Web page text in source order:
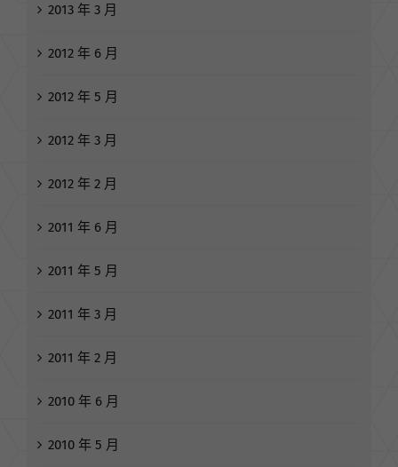
2013 年 3 月
2012 年 6 月
2012 年 5 月
2012 年 3 月
2012 年 2 月
2011 年 6 月
2011 年 5 月
2011 年 3 月
2011 年 2 月
2010 年 6 月
2010 年 5 月